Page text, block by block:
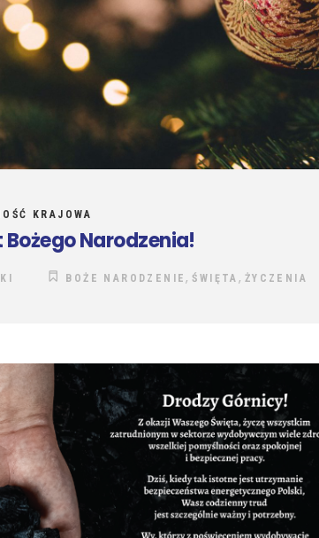
KRAJOWA
Narodzenia!
BOŻE NARODZENIE,ŚWIĘTA , ŻYCZENIA